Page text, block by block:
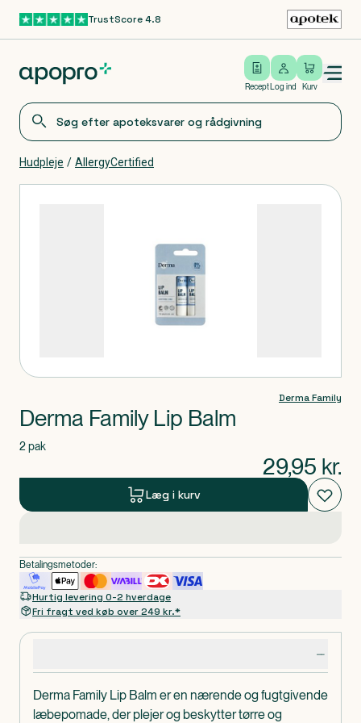
Gå til hovedindholdTrustScore 4.8
Recept
Log ind
Log ind Kurv
Open/close menu
Hudpleje / AllergyCertified
Derma Family Lip Balm er en nærende og fugtgivende
læbepomade, der plejer og beskytter tørre og
Derma Family
Derma Family Lip Balm
2 pak
29,95 kr.
Læg i kurv
Betalingsmetoder:
Hurtig levering 0-2 hverdage
Fri fragt ved køb over 249 kr.*